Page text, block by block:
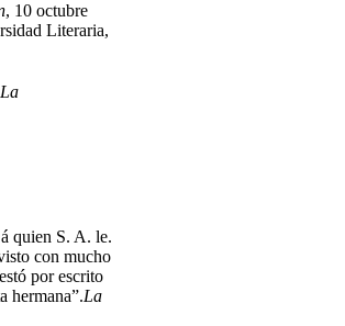
, 10 octubre
Literaria,
La
quien S. A. le.
con mucho
por escrito
hermana”.La